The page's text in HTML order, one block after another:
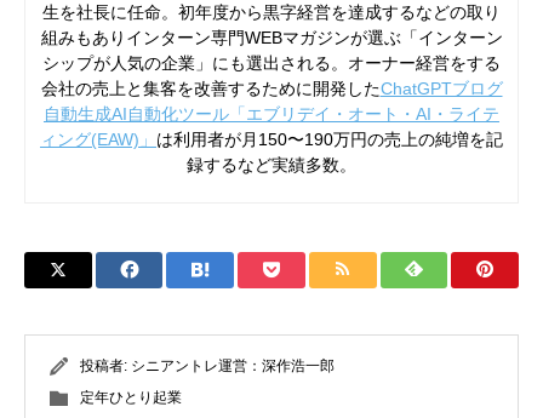
生を社長に任命。初年度から黒字経営を達成するなどの取り
組みもありインターン専門WEBマガジンが選ぶ「インターン
シップが人気の企業」にも選出される。オーナー経営をする
会社の売上と集客を改善するために開発したChatGPTブログ
自動生成AI自動化ツール「エブリデイ・オート・AI・ライテ
ィング(EAW)」 は利用者が月150〜190万円の売上の純増を記
録するなど実績多数。
投稿者: シニアントレ運営：深作浩一郎
定年ひとり起業